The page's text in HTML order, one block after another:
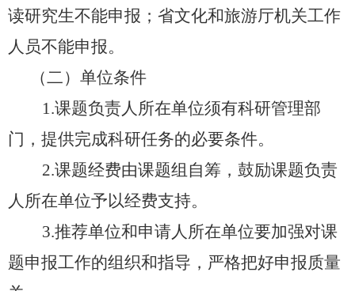
读研究生不能申报；省文化和旅游厅机关工作
人员不能申报。
（二）单位条件
1.课题负责人所在单位须有科研管理部
门，提供完成科研任务的必要条件。
2.课题经费由课题组自筹，鼓励课题负责
人所在单位予以经费支持。
3.推荐单位和申请人所在单位要加强对课
题申报工作的组织和指导，严格把好申报质量